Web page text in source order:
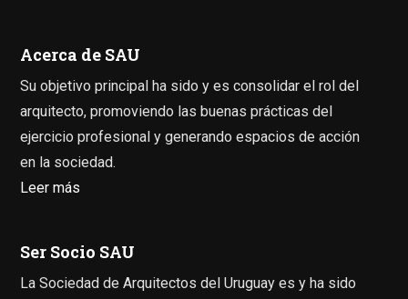
Acerca de SAU
Su objetivo principal ha sido y es consolidar el rol del
arquitecto, promoviendo las buenas prácticas del
ejercicio profesional y generando espacios de acción
en la sociedad.
Leer más
Ser Socio SAU
La Sociedad de Arquitectos del Uruguay es y ha sido